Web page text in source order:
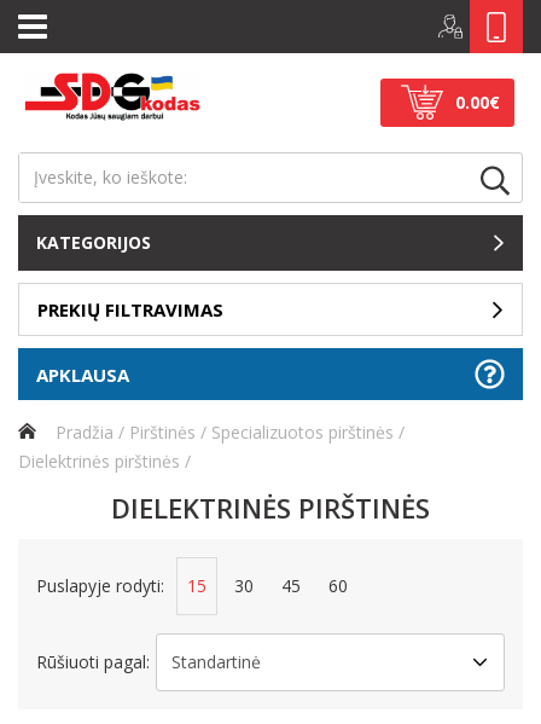
0.00€
KATEGORIJOS
PREKIŲ FILTRAVIMAS
APKLAUSA
Pradžia Pirštinės
Specializuotos pirštinės
Dielektrinės pirštinės
DIELEKTRINĖS PIRŠTINĖS
Puslapyje rodyti: 15 30 45 60
Rūšiuoti pagal: